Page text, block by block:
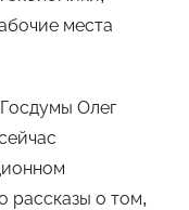
места
Олег
рассказы о том,